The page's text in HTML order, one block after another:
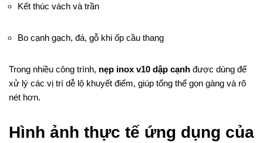
Kết thúc vách và trần
Bo cạnh gạch, đá, gỗ khi ốp cầu thang
Trong nhiều công trình, nẹp inox v10 dập cạnh được dùng để
xử lý các vị trí dễ lộ khuyết điểm, giúp tổng thể gọn gàng và rõ
nét hơn.
Hình ảnh thực tế ứng dụng của